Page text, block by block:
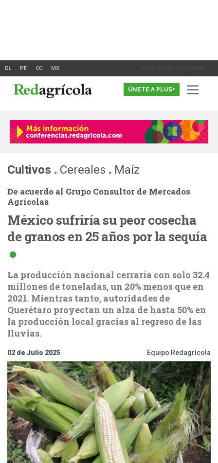
Inicia Sesión o Registrate
ÚNETE A PLUS+
Cultivos . Cereales . Maíz
De acuerdo al Grupo Consultor de Mercados
Agrícolas
México sufriría su peor cosecha
de granos en 25 años por la sequía
La producción nacional cerraría con solo 32.4
millones de toneladas, un 20% menos que en
2021. Mientras tanto, autoridades de
Querétaro proyectan un alza de hasta 50% en
la producción local gracias al regreso de las
lluvias.
02 de Julio 2025 Equipo Redagrícola